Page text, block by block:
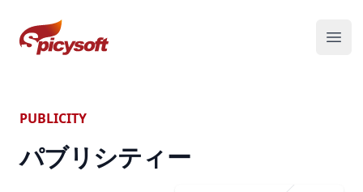
スパイシーソフト株式会社
メニ
PUBLICITY
パブリシティー